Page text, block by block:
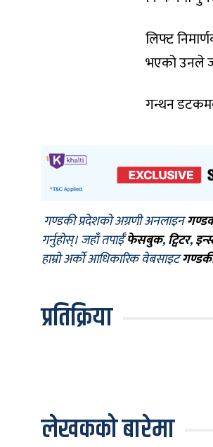
लिफ्ट
भएको उनले
गन्थन
गण्डकी प्रदेशको अग्रणी अनलाइन
गर्नुहोस्। जहाँ तपाईँफेसबुक,ट्विटर,
हाम्रो अर्को आधिकारिक वेबसाइट
प्रतिक्रिया
लेखकको बारेमा